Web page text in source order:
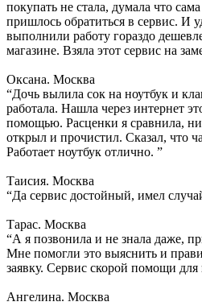
покупать не стала, думала что
пришлось обратиться в сервис. И
выполнили работу гораздо
магазине. Взяла этот сервис на
Оксана. Москва
“Дочь вылила сок на ноутбук и
работала. Нашла через интернет
помощью. Расценки я сравнила,
открыл и прочистил. Сказал, что
Работает ноутбук отлично. ”
Таисия. Москва
“Да сервис достойный, имел
Тарас. Москва
“А я позвонила и не знала даже,
Мне помогли это выяснить и
заявку. Сервис скорой помощи для
Ангелина. Москва